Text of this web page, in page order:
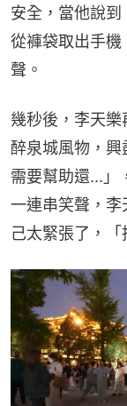
安全，當他說
從褲袋取出手
聲。
幾秒後，李天
醉泉城風物，
需要幫助還...」
一連串笑聲，李
己太緊張了，「